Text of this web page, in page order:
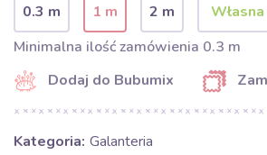
0.3 m 1 m
2 m
Minimalna ilość zamówienia 0.3 m
Dodaj do Bubumix
Kategoria: Galanteria